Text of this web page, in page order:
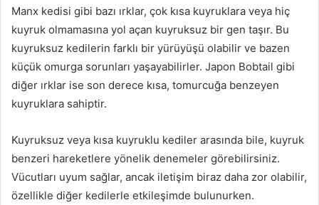
Manx kedisi gibi bazı ırklar, çok kısa kuyruklara veya hiç
kuyruk olmamasına yol açan kuyruksuz bir gen taşır. Bu
kuyruksuz kedilerin farklı bir yürüyüşü olabilir ve bazen
küçük omurga sorunları yaşayabilirler. Japon Bobtail gibi
diğer ırklar ise son derece kısa, tomurcuğa benzeyen
kuyruklara sahiptir.
Kuyruksuz veya kısa kuyruklu kediler arasında bile, kuyruk
benzeri hareketlere yönelik denemeler görebilirsiniz.
Vücutları uyum sağlar, ancak iletişim biraz daha zor olabilir,
özellikle diğer kedilerle etkileşimde bulunurken.